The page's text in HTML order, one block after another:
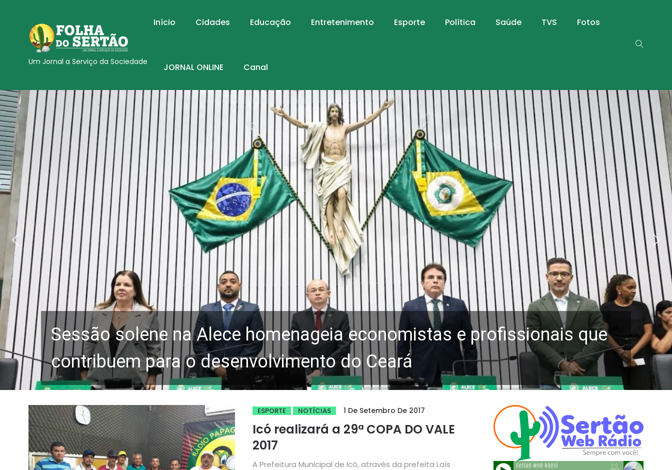
Um Jornal a Serviço da Sociedade
Início Cidades Educação Entretenimento Esporte Política Saúde TVS Fotos
JORNAL ONLINE Canal
Sessão solene na Alece homenageia economistas e profissionais que
contribuem para o desenvolvimento do Ceará
ESPORTE NOTÍCIAS 1 De Setembro De 2017
Icó realizará a 29ª COPA DO VALE
2017
A Prefeitura Municipal de Icó, através da prefeita Laís